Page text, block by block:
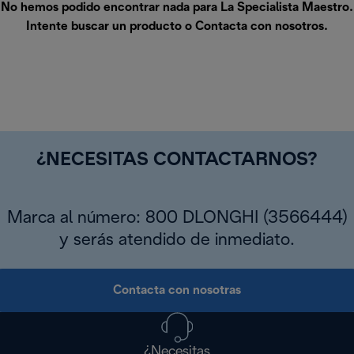
No hemos podido encontrar nada para La Specialista Maestro.
Intente buscar un producto o Contacta con nosotros.
¿NECESITAS CONTACTARNOS?
Marca al número: 800 DLONGHI (3566444)
y serás atendido de inmediato.
Contacta con nosotras